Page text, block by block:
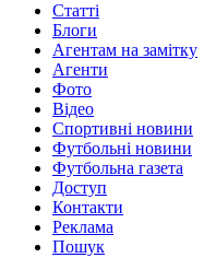
Статті
Блоги
Агентам на замітку
Агенти
Фото
Відео
Спортивні новини
Футбольні новини
Футбольна газета
Доступ
Контакти
Реклама
Пошук